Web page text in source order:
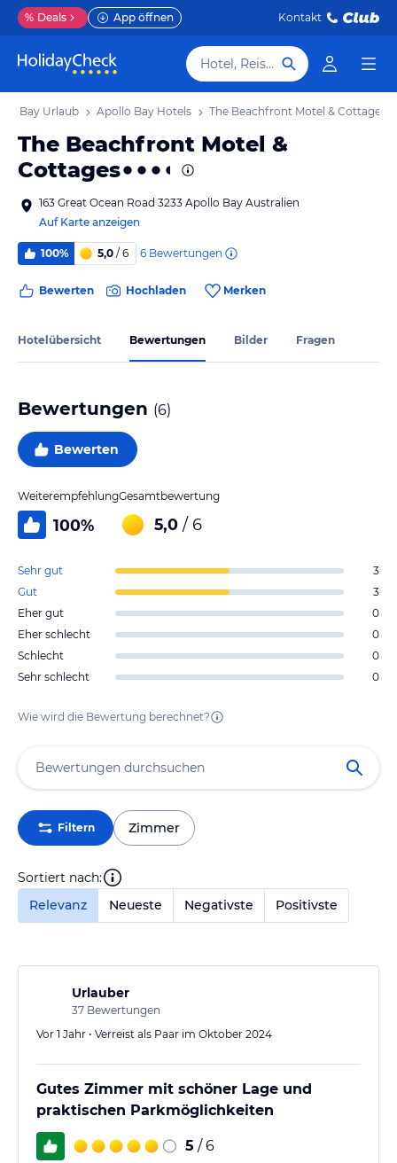
% Deals App öffnen Kontakt
Hotel, Reiseziel
Bay Urlaub Apollo Bay Hotels The Beachfront Motel & Cottages
The Beachfront Motel &
Cottages
163 Great Ocean Road 3233 Apollo Bay Australien
Auf Karte anzeigen
100% 5,0 / 6 6 Bewertungen
Bewerten Hochladen Merken
Hotelübersicht Bewertungen Bilder Fragen
Bewertungen (6)
Bewerten
Weiterempfehlung
100%
Gesamtbewertung
5,0 / 6
Sehr gut
3
Gut
3
Eher gut
0
Eher schlecht
0
Schlecht
0
Sehr schlecht
0
Wie wird die Bewertung berechnet?
Filtern Zimmer
Sortiert nach:
Relevanz
Neueste Negativste Positivste
Urlauber
37 Bewertungen
Vor 1 Jahr • Verreist als Paar im Oktober 2024
Gutes Zimmer mit schöner Lage und
praktischen Parkmöglichkeiten
5 / 6